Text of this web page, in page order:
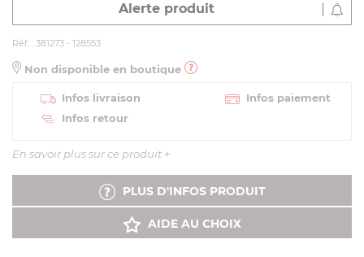
Alerte produit
Réf. : 381273 - 128553
Non disponible en boutique
Infos livraison
Infos paiement
Infos retour
En savoir plus sur ce produit +
PLUS D'INFOS PRODUIT
AIDE AU CHOIX